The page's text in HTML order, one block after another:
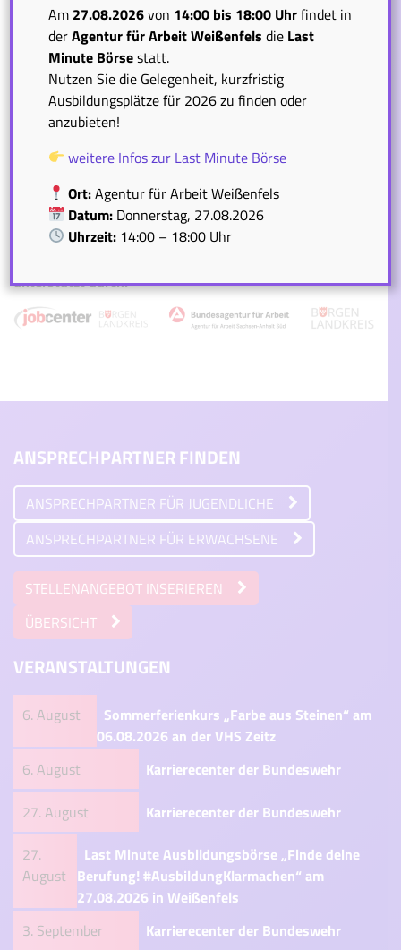
Veranstaltung-
Navigation
«Karrierecenter der
Bundeswehr
Last Minute
Ausbildungsbörse
Berufung!
#AusbildungKlarmachen“
Weißenfels
unterstützt durch:
ANSPRECHPARTNER FINDEN
ANSPRECHPARTNER FÜR JUGENDLICHE
ANSPRECHPARTNER FÜR ERWACHSENE
STELLENANGEBOT INSERIEREN
ÜBERSICHT
VERANSTALTUNGEN
6. August
Sommerferienkurs „Farbe aus Steinen“ am
06.08.2026 an der VHS Zeitz
6. August
Karrierecenter der Bundeswehr
27. August
Karrierecenter der Bundeswehr
27.
August
Last Minute Ausbildungsbörse „Finde deine
Berufung! #AusbildungKlarmachen“ am
27.08.2026 in Weißenfels
3. September
Karrierecenter der Bundeswehr
Am 27.08.2026von 14:00 bis 18:00 Uhrfindet in
derAgentur für Arbeit Weißenfels die Last
Minute Börsestatt.
Nutzen Sie die Gelegenheit, kurzfristig
Ausbildungsplätze für 2026 zu finden oder
anzubieten!
weitere Infos zur Last Minute Börse
Ort:Agentur für Arbeit Weißenfels
Datum: Donnerstag, 27.08.2026
Uhrzeit: 14:00 – 18:00 Uhr